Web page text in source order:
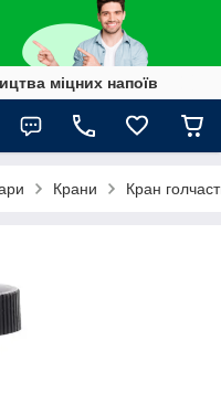
міцних напоїв
Крани Кран